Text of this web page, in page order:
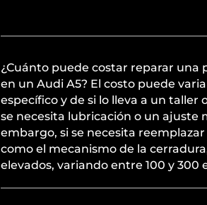
¿Cuánto puede costar reparar una
en un Audi A5? El costo puede
específico y de si lo lleva a un taller
se necesita lubricación o un ajuste
embargo, si se necesita
como el mecanismo de la
elevados, variando entre 100 y 300